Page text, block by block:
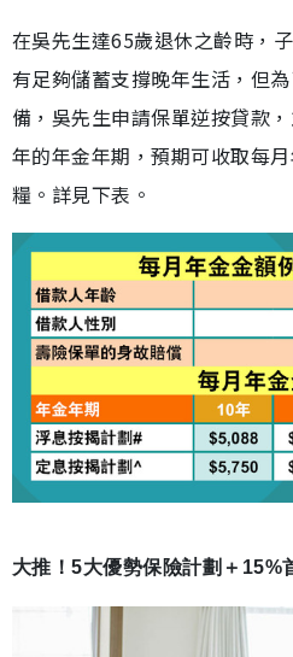
在吳先生達65歲退休之齡時，
有足夠儲蓄支撐晚年生活，但
備，吳先生申請保單逆按貸款
年的年金年期，預期可收取每
糧。詳見下表。
大推！5大優勢保險計劃＋15%